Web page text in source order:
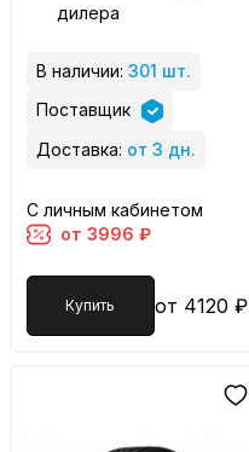
дилера
В наличии: 301 шт.
Поставщик
Доставка: от 3 дн.
С личным кабинетом
от 3996 ₽
Купить от 4120 ₽